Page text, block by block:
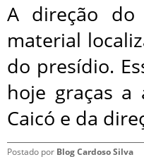
A direção do
material
do presídio.
hoje graças a
Caicó e da
Postado por Blog Cardoso Silva